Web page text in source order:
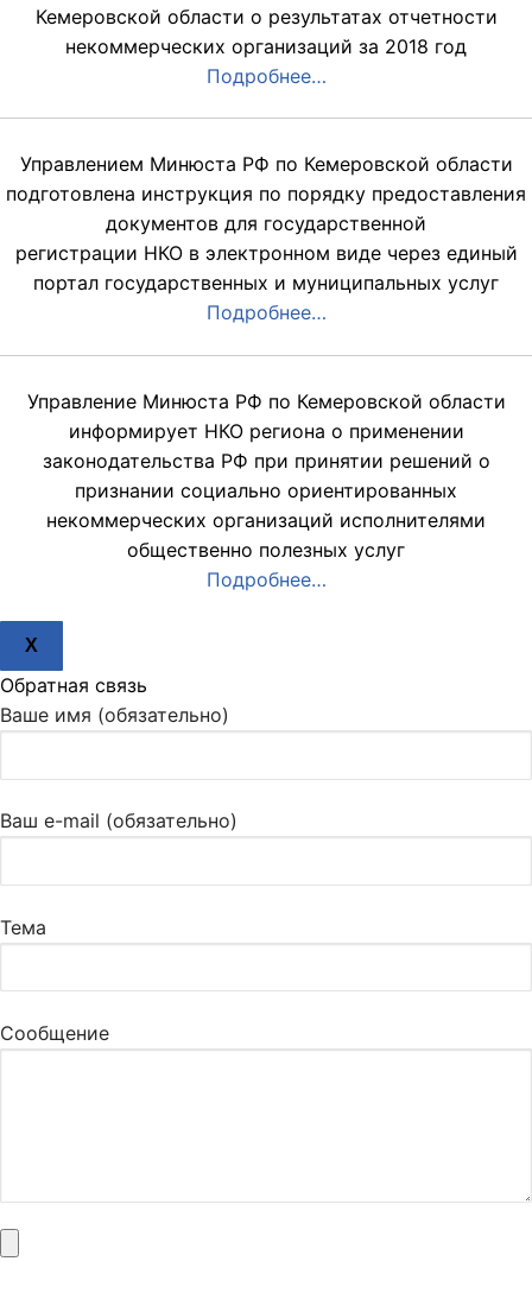
Кемеровской области о результатах отчетности
некоммерческих организаций за 2018 год
Подробнее…
Управлением Минюста РФ по Кемеровской области
подготовлена инструкция по порядку предоставления
документов для государственной
регистрации НКО в электронном виде через единый
портал государственных и муниципальных услуг
Подробнее…
Управление Минюста РФ по Кемеровской области
информирует НКО региона о применении
законодательства РФ при принятии решений о
признании социально ориентированных
некоммерческих организаций исполнителями
общественно полезных услуг
Подробнее…
X
Обратная связь
Ваше имя (обязательно)
Ваш e-mail (обязательно)
Тема
Сообщение